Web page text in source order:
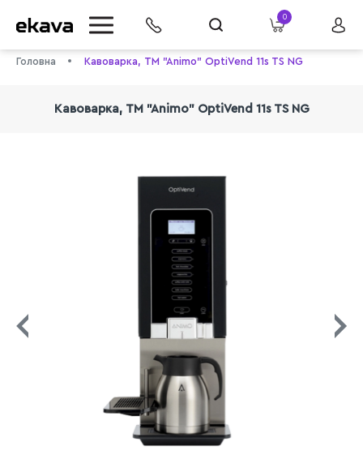
info@ekava.com.ua
0
Головна Кавоварка, TM "Animo" OptiVend 11s TS NG
Кавоварка, TM "Animo" OptiVend 11s TS NG